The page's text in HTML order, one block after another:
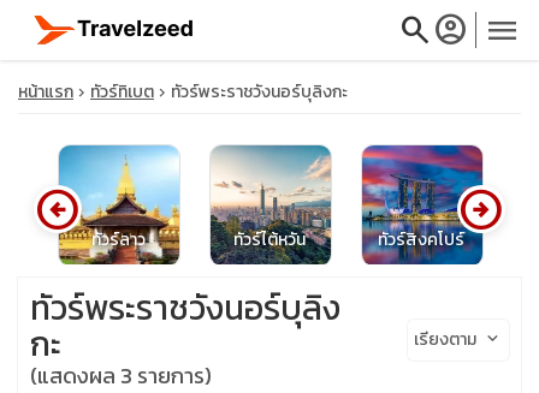
searchaccount_circle menu
close
travel_explore
หน้าแรก ทัวร์ทิเบต ทัวร์พระราชวังนอร์บุลิงกะ
ทัวร์ลาว ทัวร์ไต้หวัน ทัวร์สิงคโปร์
arrow_circle_left arrow_circle_right
ทัวร์พระราชวังนอร์บุลิง
กะ
(แสดงผล 3 รายการ)
เรียงตาม keyboard_arrow_down